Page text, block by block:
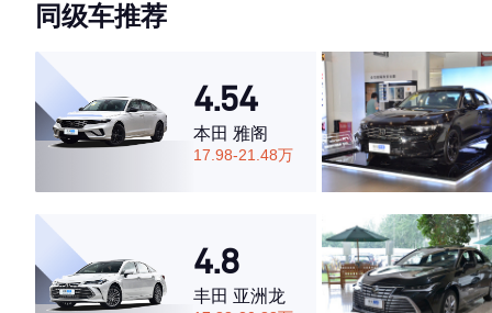
·外观表现一般，低于51%同级车
·空间表现较为优秀，优于69%同级车
同级车推荐
4.54
本田 雅阁
17.98-21.48万
4.8
丰田 亚洲龙